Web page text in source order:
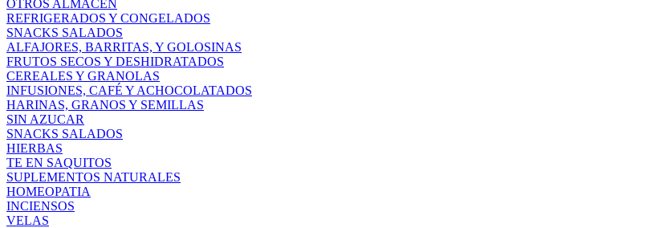
OTROS ALMACEN
REFRIGERADOS Y CONGELADOS
SNACKS SALADOS
ALFAJORES, BARRITAS, Y GOLOSINAS
FRUTOS SECOS Y DESHIDRATADOS
CEREALES Y GRANOLAS
INFUSIONES, CAFÉ Y ACHOCOLATADOS
HARINAS, GRANOS Y SEMILLAS
SIN AZUCAR
SNACKS SALADOS
HIERBAS
TE EN SAQUITOS
SUPLEMENTOS NATURALES
HOMEOPATIA
INCIENSOS
VELAS